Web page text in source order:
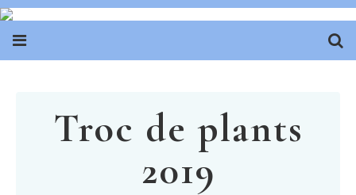
Troc de plants
2019